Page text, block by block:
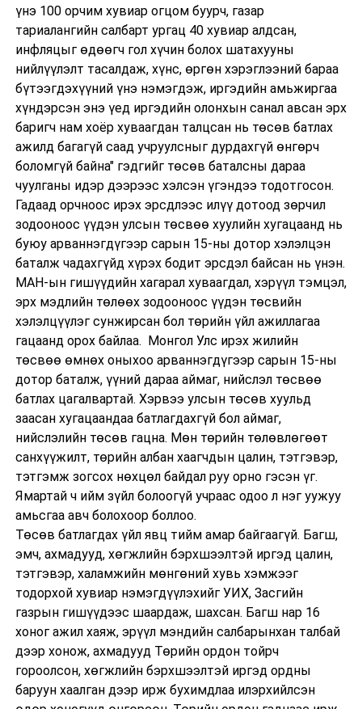
үнэ 100 орчим хувиар огцом буурч, газар
тариалангийн салбарт ургац 40 хувиар алдсан,
инфляцыг өдөөгч гол хүчин болох шатахууны
нийлүүлэлт тасалдаж, хүнс, өргөн хэрэглээний бараа
бүтээгдэхүүний үнэ нэмэгдэж, иргэдийн амьжиргаа
хүндэрсэн энэ үед иргэдийн олонхын санал авсан эрх
баригч нам хоёр хуваагдан талцсан нь төсөв батлах
ажилд багагүй саад учруулсныг дурдахгүй өнгөрч
боломгүй байна" гэдгийг төсөв баталсны дараа
чуулганы идэр дээрээс хэлсэн үгэндээ тодотгосон.
Гадаад орчноос ирэх эрсдлээс илүү дотоод зөрчил
зодооноос үүдэн улсын төсвөө хуулийн хугацаанд нь
буюу арваннэгдүгээр сарын 15-ны дотор хэлэлцэн
баталж чадахгүйд хүрэх бодит эрсдэл байсан нь үнэн.
МАН-ын гишүүдийн хагарал хуваагдал, хэрүүл тэмцэл,
эрх мэдлийн төлөөх зодооноос үүдэн төсвийн
хэлэлцүүлэг сунжирсан бол төрийн үйл ажиллагаа
гацаанд орох байлаа. Монгол Улс ирэх жилийн
төсвөө өмнөх оныхоо арваннэгдүгээр сарын 15-ны
дотор баталж, үүний дараа аймаг, нийслэл төсвөө
батлах цагалвартай. Хэрвээ улсын төсөв хуульд
заасан хугацаандаа батлагдахгүй бол аймаг,
нийслэлийн төсөв гацна. Мөн төрийн төлөвлөгөөт
санхүүжилт, төрийн албан хаагчдын цалин, тэтгэвэр,
тэтгэмж зогсох нөхцөл байдал руу орно гэсэн үг.
Ямартай ч ийм зүйл болоогүй учраас одоо л нэг уужуу
амьсгаа авч болохоор боллоо.
Төсөв батлагдах үйл явц тийм амар байгаагүй. Багш,
эмч, ахмадууд, хөгжлийн бэрхшээлтэй иргэд цалин,
тэтгэвэр, халамжийн мөнгөний хувь хэмжээг
тодорхой хувиар нэмэгдүүлэхийг УИХ, Засгийн
газрын гишүүдээс шаардаж, шахсан. Багш нар 16
хоног ажил хаяж, эрүүл мэндийн салбарынхан талбай
дээр хонож, ахмадууд Төрийн ордон тойрч
гороолсон, хөгжлийн бэрхшээлтэй иргэд ордны
баруун хаалган дээр ирж бухимдлаа илэрхийлсэн